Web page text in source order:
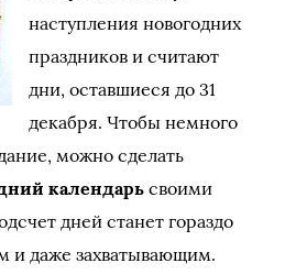
наступления новогодних
праздников и считают
дни, оставшиеся до 31
декабря. Чтобы немного
можно сделать
календарьсвоими
дней станет гораздо
и даже захватывающим.